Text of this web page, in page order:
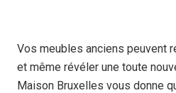
Vos meubles anciens peuvent
et même révéler une toute
Maison Bruxelles vous donne